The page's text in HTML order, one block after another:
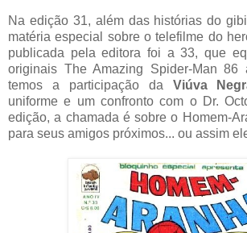
Na edição 31, além das histórias do
matéria especial sobre o telefilme do
publicada pela editora foi a 33, que
originais The Amazing Spider-Man 86
temos a participação da Viúva
uniforme e um confronto com o Dr.
edição, a chamada é sobre o Homem-
para seus amigos próximos... ou assim